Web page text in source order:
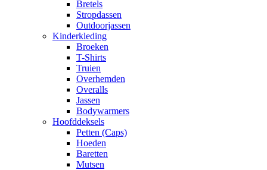
Bretels
Stropdassen
Outdoorjassen
Kinderkleding
Broeken
T-Shirts
Truien
Overhemden
Overalls
Jassen
Bodywarmers
Hoofddeksels
Petten (Caps)
Hoeden
Baretten
Mutsen